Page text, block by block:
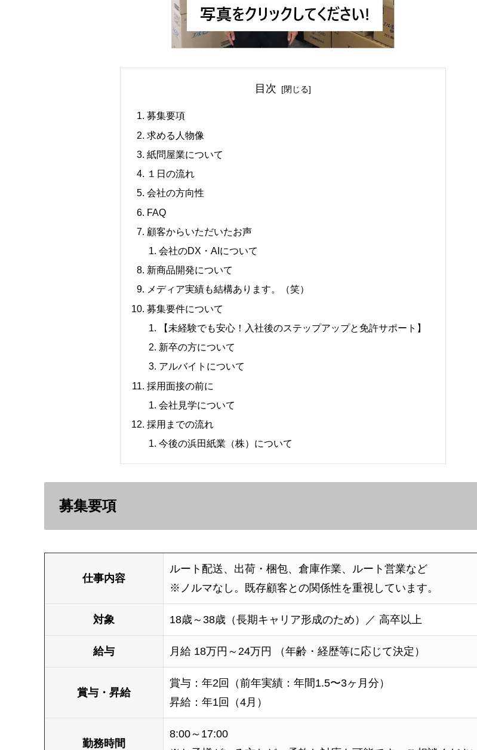
目次
募集要項
求める人物像
紙問屋業について
１日の流れ
会社の方向性
FAQ
顧客からいただいたお声
会社のDX・AIについて
新商品開発について
メディア実績も結構あります。（笑）
募集要件について
【未経験でも安心！入社後のステップアップと免許サポート】
新卒の方について
アルバイトについて
採用面接の前に
会社見学について
採用までの流れ
今後の浜田紙業（株）について
募集要項
仕事内容
ルート配送、出荷・梱包、倉庫作業、ルート営業など
※ノルマなし。既存顧客との関係性を重視しています。
対象 18歳～38歳（長期キャリア形成のため）／ 高卒以上
給与 月給 18万円～24万円 （年齢・経歴等に応じて決定）
賞与・昇給
賞与：年2回（前年実績：年間1.5〜3ヶ月分）
昇給：年1回（4月）
勤務時間
8:00～17:00